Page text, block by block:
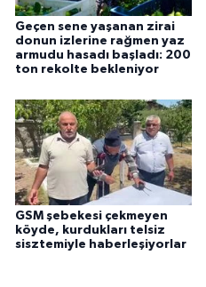
Geçen sene yaşanan zirai
donun izlerine rağmen yaz
armudu hasadı başladı: 200
ton rekolte bekleniyor
GSM şebekesi çekmeyen
köyde, kurdukları telsiz
sisztemiyle haberleşiyorlar